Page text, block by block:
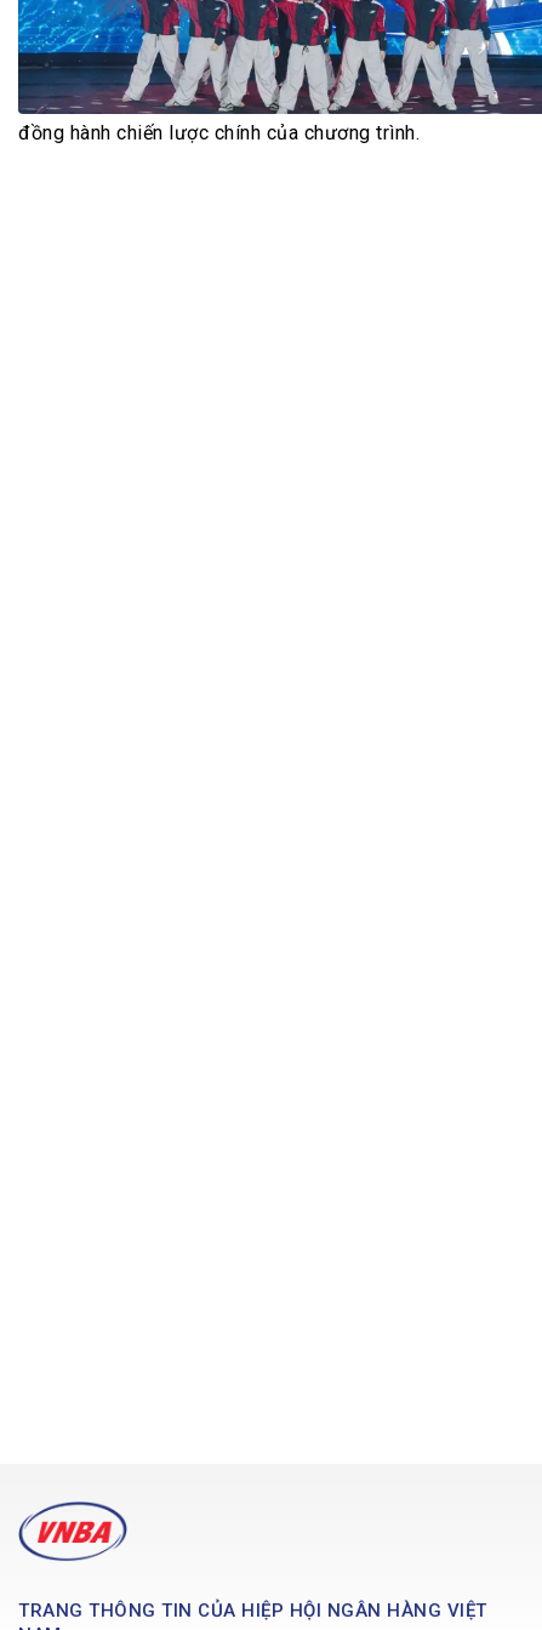
Bộ Chuẩn mực Đạo đức nghề nghiệp
Đối tác
Đấu giá
Thanh
Nhà
đồng hành chiến lược chính của chương trình.
TRANG THÔNG TIN CỦA HIỆP HỘI NGÂN HÀNG VIỆT